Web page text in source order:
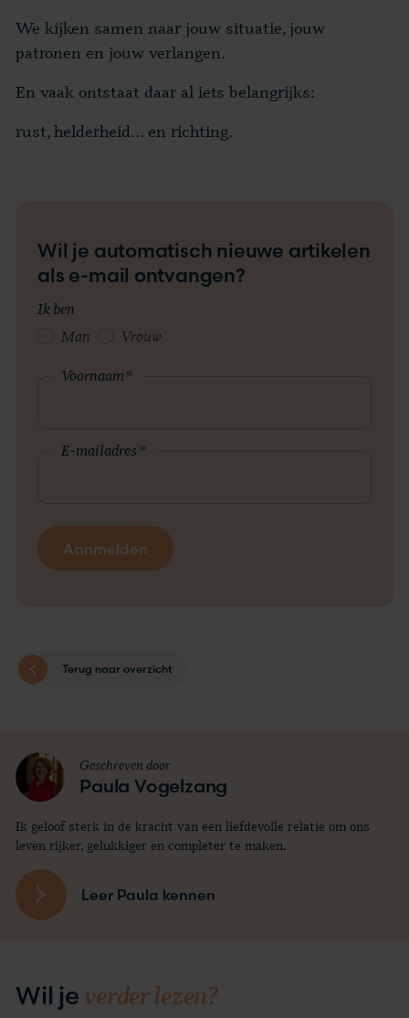
We kijken samen naar jouw situatie, jouw
patronen en jouw verlangen.
En vaak ontstaat daar al iets belangrijks:
rust, helderheid… en richting.
Wil je automatisch nieuwe artikelen
als e-mail ontvangen?
Ik ben
Man
Vrouw
Voornaam*
E-mailadres*
Terug naar overzicht
Geschreven door
Paula Vogelzang
Ik geloof sterk in de kracht van een liefdevolle relatie om ons
leven rijker, gelukkiger en completer te maken.
Leer Paula kennen
Wil je verder lezen?